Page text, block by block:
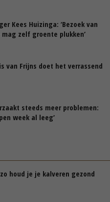
Kees Huizinga: ‘Bezoek van
mag zelf groente plukken’
van Frijns doet het verrassend
steeds meer problemen:
week al leeg’
houd je je kalveren gezond